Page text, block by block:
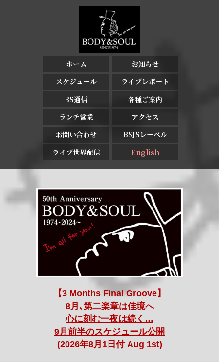
ホーム
お知らせ
スケジュール
ライブレポート
BS通信
各種ご案内
ランチ営業
アクセス
お問い合わせ
BSJSレーベル
ライブ世界配信
English
【3 Months Final Groove】
8月､第二楽章は佳境へ
心に刻む一夜は続く…
9月前半のスケジュール公開
(2026年8月1日付 Aug 1st)